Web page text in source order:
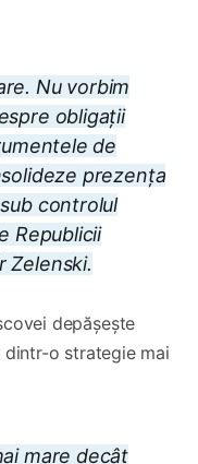
Nu vorbim
obligații
de
prezența
controlul
Republicii
Zelenski.
depășește
o strategie mai
mare decât